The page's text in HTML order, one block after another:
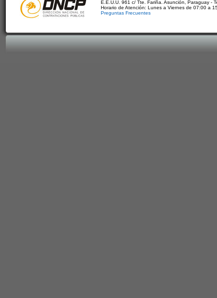
E.E.U.U. 961 c/ Tte. Fariña. Asunción, Paraguay -
Horario de Atención: Lunes a Viernes de 07:00 a
Preguntas Frecuentes